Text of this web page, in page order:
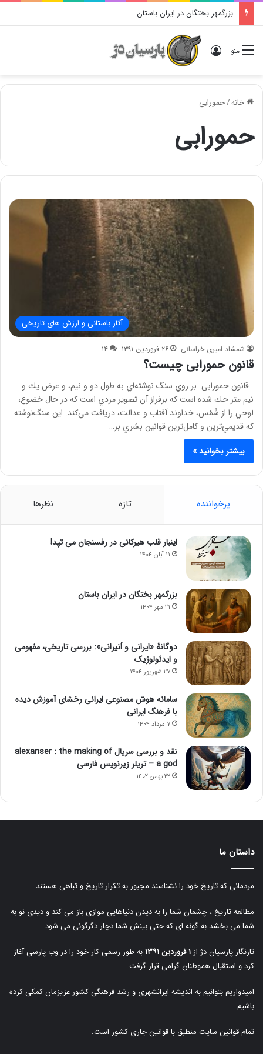
بزرگمهر بختگان در ایران باستان
منو ورود
خانه/حمورابی
حمورابی
آثار باستانی و ارزش های تاریخی
شمشاد امیری خراسانی ۲۶ فروردین ۱۳۹۱ ۱۴
قانون حمورابی چیست؟
قانون حمورابی بر روي سنگ ‌نوشته‌اي به طول دو و نيم، و عرض يك و
نيم متر حك شده است كه برفراز آن تصوير مردي است كه در حال خضوع،
لوحي را از شَمْس، خداوند آفتاب و عدالت، دريافت مي‌كند. اين سنگ‌نوشته
كه قديمي‌ترين و كامل‌ترين قوانين بشري بر…
بیشتر بخوانید »
پرخواننده تازه نظرها
اینبار قلب هیرکانی در رفسنجان می تپد!
۱۱ آبان ۱۴۰۴
بزرگمهر بختگان در ایران باستان
۲۱ مهر ۱۴۰۴
دوگانهٔ «ایرانی و اَنیرانی»: بررسی تاریخی، مفهومی
و ایدئولوژیک
۲۷ شهریور ۱۴۰۴
سامانه هوش مصنوعی ایرانی رخشای آموزش دیده
با فرهنگ ایرانی
۷ مرداد ۱۴۰۴
نقد و بررسی سریال alexanser : the making of
a god – تریلر زیرنویس فارسی
۲۲ بهمن ۱۴۰۲
داستان ما
مردمانی که تاریخ خود را نشناسند مجبور به تکرار تاریخ و تباهی هستند.
مطالعه تاریخ ، چشمان شما را به دیدن دنیاهایی موازی باز می کند و دیدی نو به
شما می بخشد به گونه ای که حتی بینش شما دچار دگرگونی می شود.
تارنگار پارسیان دژ از ۱ فروردین ۱۳۹۱
به طور رسمی کار خود را در وب پارسی آغاز
کرد و استقبال هموطنان گرامی قرار گرفت.
امیدواریم بتوانیم به اندیشه ایرانشهری و رشد فرهنگی کشور عزیزمان کمکی کرده
باشیم
تمام قوانین سایت منطبق با قوانین جاری کشور است.